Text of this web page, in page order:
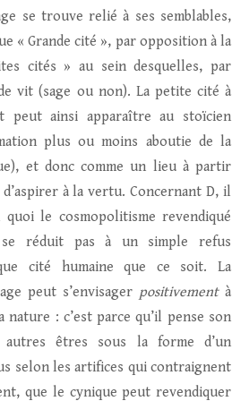
se trouve relié à ses semblables,
« Grande cité », par opposition à la
cités » au sein desquelles, par
vit (sage ou non). La petite cité à
peut ainsi apparaître au stoïcien
plus ou moins aboutie de la
et donc comme un lieu à partir
à la vertu. Concernant D, il
le cosmopolitisme revendiqué
réduit pas à un simple refus
cité humaine que ce soit. La
peut s’envisager positivementà
: c’est parce qu’il pense son
êtres sous la forme d’un
selon les artifices qui contraignent
que le cynique peut revendiquer